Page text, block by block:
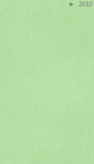
► 2010